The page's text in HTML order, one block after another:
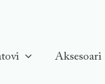
Aksesoari